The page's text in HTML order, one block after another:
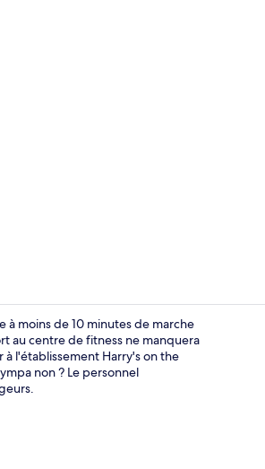
à moins de 10 minutes de marche
au centre de fitness ne manquera
l'établissement Harry's on the
non ? Le personnel